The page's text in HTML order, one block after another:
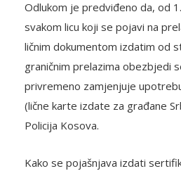
Odlukom je predviđeno da, od
svakom licu koji se pojavi na
ličnim dokumentom izdatim od
graničnim prelazima obezbjedi
privremeno zamjenjuje
(lične karte izdate za građane
Policija Kosova.
Kako se pojašnjava izdati